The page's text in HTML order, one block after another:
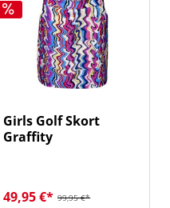
Girls Golf Skort
Graffity
99,95 €*
49,95 €*